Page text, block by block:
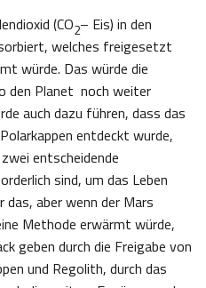
(CO2– Eis) in den
welches freigesetzt
würde. Das würde die
den Planet noch weiter
auch dazu führen, dass das
entdeckt wurde,
entscheidende
sind, um das Leben
aber wenn der Mars
Methode erwärmt würde,
geben durch die Freigabe von
und Regolith, durch das